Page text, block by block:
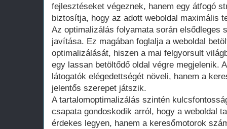
fejlesztéseket végeznek, hanem egy átfogó
biztosítja, hogy az adott weboldal maximális
Az optimalizálás folyamata során elsődleges
javítása. Ez magában foglalja a weboldal
optimalizálását, hiszen a mai felgyorsult
egy lassan betöltődő oldal végre megjelenik.
látogatók elégedettségét növeli, hanem a
jelentős szerepet játszik.
A tartalomoptimalizálás szintén
csapata gondoskodik arról, hogy a weboldal
érdekes legyen, hanem a keresőmotorok